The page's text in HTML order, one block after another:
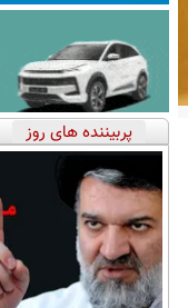
پربیننده های روز